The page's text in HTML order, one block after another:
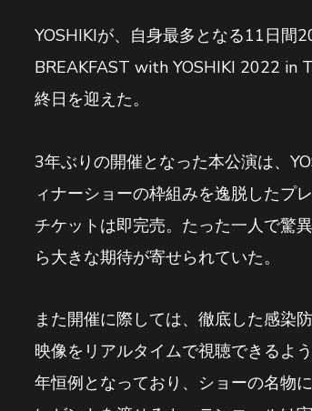
YOSHIKIが、自身最多となる11日間
BREAKFAST with YOSHIKI 2022 in
終日を迎えた。
3年ぶりの開催となった本公演は、
ィナーショーの枠組みを逸脱したプ
チケットは即完売。たった一人で驚
ら大きな期待が寄せられていた。
また開催に際しては、徹底した感染
映像をリアルタイムで視聴できるよ
年恒例となっており、ショーの名物